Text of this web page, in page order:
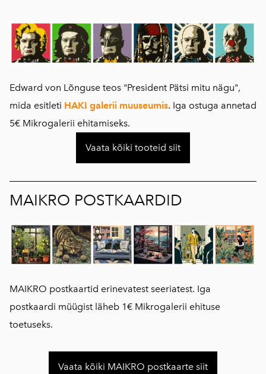
Edward von Lõnguse teos "President Pätsi mitu nägu",
mida esitleti HAKI galerii muuseumis. Iga ostuga annetad
5€ Mikrogalerii ehitamiseks.
Vaata kõiki tooteid siit
MAIKRO POSTKAARDID
MAIKRO postkaartid erinevatest seeriatest. Iga
postkaardi müügist läheb 1€ Mikrogalerii ehituse
toetuseks.
Vaata kõiki MAIKRO postkaarte siit